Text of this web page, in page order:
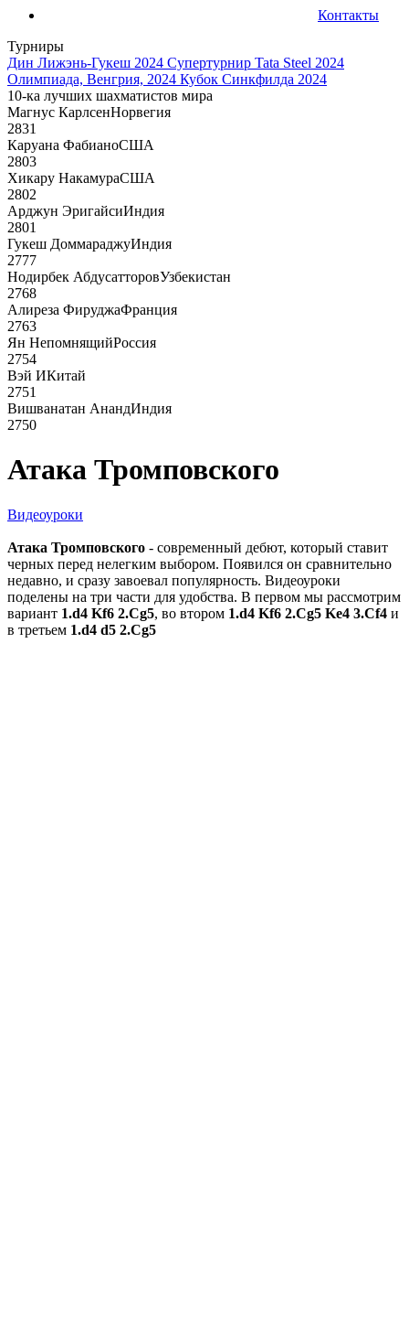
Контакты
Турниры
Дин Лижэнь-Гукеш 2024 Супертурнир Tata Steel 2024
Олимпиада, Венгрия, 2024 Кубок Синкфилда 2024
10-ка лучших шахматистов мира
Магнус КарлсенНорвегия
2831
Каруана ФабианоСША
2803
Хикару НакамураСША
2802
Арджун ЭригайсиИндия
2801
Гукеш ДоммараджуИндия
2777
Нодирбек АбдусатторовУзбекистан
2768
Алиреза ФируджаФранция
2763
Ян НепомнящийРоссия
2754
Вэй ИКитай
2751
Вишванатан АнандИндия
2750
Атака Тромповского
Видеоуроки
Атака Тромповского - современный дебют, который ставит
черных перед нелегким выбором. Появился он сравнительно
недавно, и сразу завоевал популярность. Видеоуроки
поделены на три части для удобства. В первом мы рассмотрим
вариант 1.d4 Kf6 2.Cg5, во втором 1.d4 Kf6 2.Cg5 Ke4 3.Cf4 и
в третьем 1.d4 d5 2.Cg5